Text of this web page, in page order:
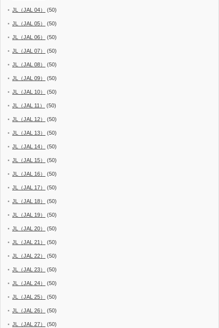
JL（JAL 04） (50)
JL（JAL 05） (50)
JL（JAL 06） (50)
JL（JAL 07） (50)
JL（JAL 08） (50)
JL（JAL 09） (50)
JL（JAL 10） (50)
JL（JAL 11） (50)
JL（JAL 12） (50)
JL（JAL 13） (50)
JL（JAL 14） (50)
JL（JAL 15） (50)
JL（JAL 16） (50)
JL（JAL 17） (50)
JL（JAL 18） (50)
JL（JAL 19） (50)
JL（JAL 20） (50)
JL（JAL 21） (50)
JL（JAL 22） (50)
JL（JAL 23） (50)
JL（JAL 24） (50)
JL（JAL 25） (50)
JL（JAL 26） (50)
JL（JAL 27） (50)